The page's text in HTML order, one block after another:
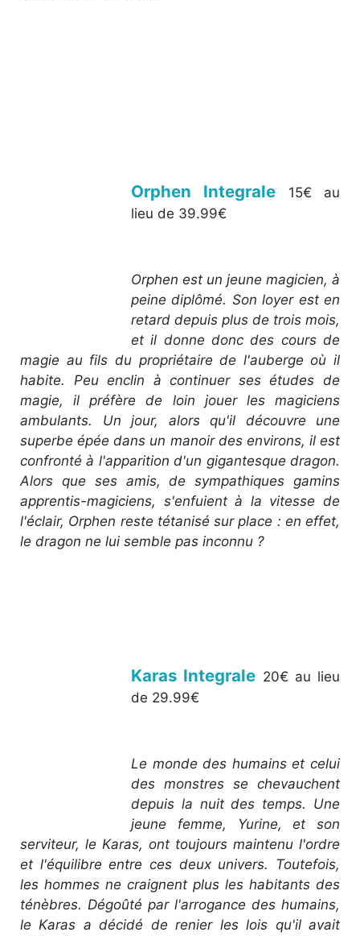
Orphen Integrale 15€ au
lieu de 39.99€
Orphen est un jeune magicien, à
peine diplômé. Son loyer est en
retard depuis plus de trois mois,
et il donne donc des cours de
magie au fils du propriétaire de l'auberge où il
habite. Peu enclin à continuer ses études de
magie, il préfère de loin jouer les magiciens
ambulants. Un jour, alors qu'il découvre une
superbe épée dans un manoir des environs, il est
confronté à l'apparition d'un gigantesque dragon.
Alors que ses amis, de sympathiques gamins
apprentis-magiciens, s'enfuient à la vitesse de
l'éclair, Orphen reste tétanisé sur place : en effet,
le dragon ne lui semble pas inconnu ?
Karas Integrale 20€ au lieu
de 29.99€
Le monde des humains et celui
des monstres se chevauchent
depuis la nuit des temps. Une
jeune femme, Yurine, et son
serviteur, le Karas, ont toujours maintenu l'ordre
et l'équilibre entre ces deux univers. Toutefois,
les hommes ne craignent plus les habitants des
ténèbres. Dégoûté par l'arrogance des humains,
le Karas a décidé de renier les lois qu'il avait